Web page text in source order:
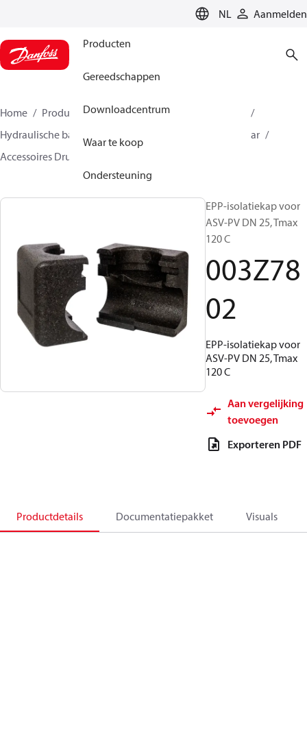
NL Aanmelden
Producten
Gereedschappen
Downloadcentrum
Waar te koop
Ondersteuning
Home Producten
Climate Solutions voor heating
Hydraulische balans & inregeling
Drukverschilregelaar
Accessoires Drukverschilregelaar
EPP-isolatiekap voor
ASV-PV DN 25, Tmax
120 C
003Z78
02
EPP-isolatiekap voor
ASV-PV DN 25, Tmax
120 C
Aan vergelijking
toevoegen
Exporteren PDF
Productdetails Documentatiepakket Visuals